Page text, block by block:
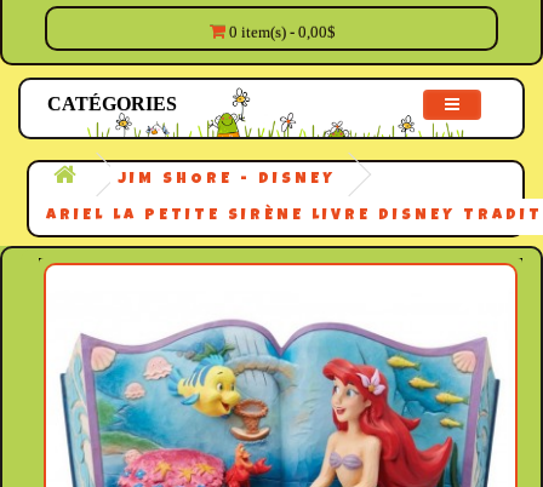
0 item(s) - 0,00$
CATÉGORIES
JIM SHORE - DISNEY
ARIEL LA PETITE SIRÈNE LIVRE DISNEY